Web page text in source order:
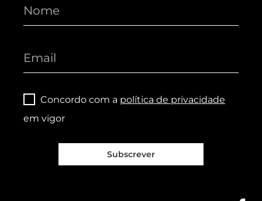
Concordo com a política de privacidade
em vigor
Subscrever